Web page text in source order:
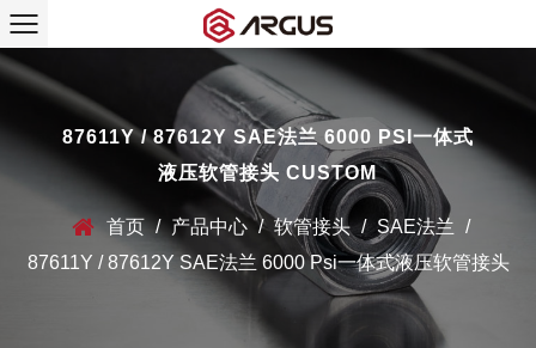
87611Y / 87612Y SAE法兰 6000 PSI一体式
液压软管接头 CUSTOM
首页 / 产品中心 / 软管接头 / SAE法兰 /
87611Y / 87612Y SAE法兰 6000 Psi一体式液压软管接头